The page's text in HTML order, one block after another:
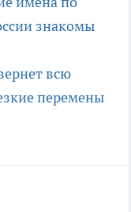
знакомы
всю
перемены